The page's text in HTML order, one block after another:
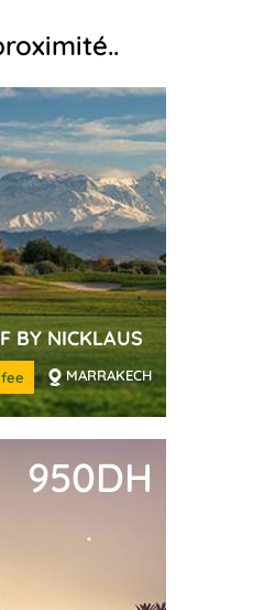
BY NICKLAUS
MARRAKECH
950DH